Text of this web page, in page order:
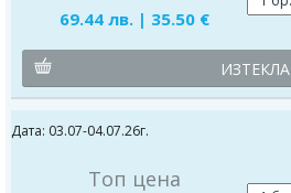
69.44 лв. | 35.50 €
ИЗТЕКЛА
Дата: 03.07-04.07.26г.
Топ цена